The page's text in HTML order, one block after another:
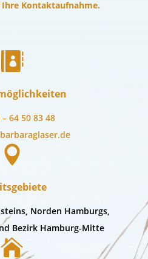
Kontaktaufnahme.

– 64 50 83 48

Norden Hamburgs,
Bezirk Hamburg-Mitte
